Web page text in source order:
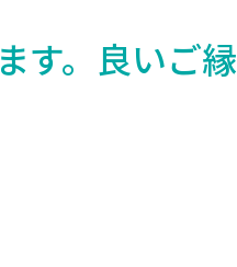
す。良いご縁